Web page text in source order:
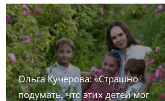
Ольга Кучерова: «Страшно
подумать, что этих детей мог